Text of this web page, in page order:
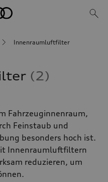
Innenraumluftfilter
2
Fahrzeuginnenraum,
Feinstaub und
besonders hoch ist.
Innenraumluftfiltern
reduzieren, um